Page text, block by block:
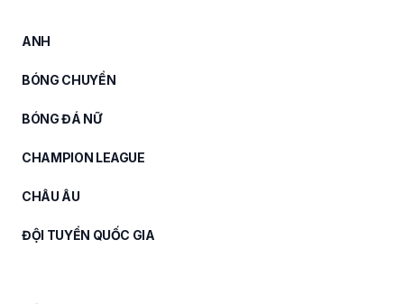
ANH
BÓNG CHUYỀN
BÓNG ĐÁ NỮ
CHAMPION LEAGUE
CHÂU ÂU
ĐỘI TUYỂN QUỐC GIA